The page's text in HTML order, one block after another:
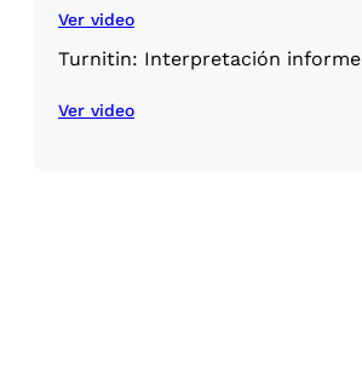
Ver video
Turnitin: Interpretación informe
Ver video